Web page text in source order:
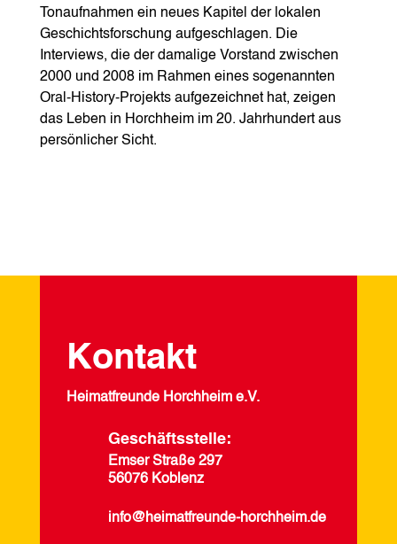
Tonaufnahmen ein neues Kapitel der lokalen
Geschichtsforschung aufgeschlagen. Die
Interviews, die der damalige Vorstand zwischen
2000 und 2008 im Rahmen eines sogenannten
Oral-History-Projekts aufgezeichnet hat, zeigen
das Leben in Horchheim im 20. Jahrhundert aus
persönlicher Sicht.
Kontakt
Heimatfreunde Horchheim e.V.
Geschäftsstelle:
Emser Straße 297
56076 Koblenz
info@heimatfreunde-horchheim.de